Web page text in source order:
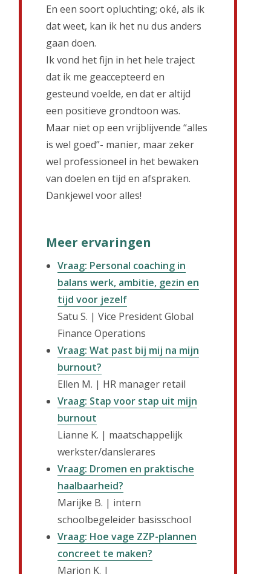
En een soort opluchting; oké, als ik
dat weet, kan ik het nu dus anders
gaan doen.
Ik vond het fijn in het hele traject
dat ik me geaccepteerd en
gesteund voelde, en dat er altijd
een positieve grondtoon was.
Maar niet op een vrijblijvende “alles
is wel goed”- manier, maar zeker
wel professioneel in het bewaken
van doelen en tijd en afspraken.
Dankjewel voor alles!
Meer ervaringen
Vraag: Personal coaching in
balans werk, ambitie, gezin en
tijd voor jezelf
Satu S. | Vice President Global
Finance Operations
Vraag: Wat past bij mij na mijn
burnout?
Ellen M. | HR manager retail
Vraag: Stap voor stap uit mijn
burnout
Lianne K. | maatschappelijk
werkster/danslerares
Vraag: Dromen en praktische
haalbaarheid?
Marijke B. | intern
schoolbegeleider basisschool
Vraag: Hoe vage ZZP-plannen
concreet te maken?
Marjon K. |